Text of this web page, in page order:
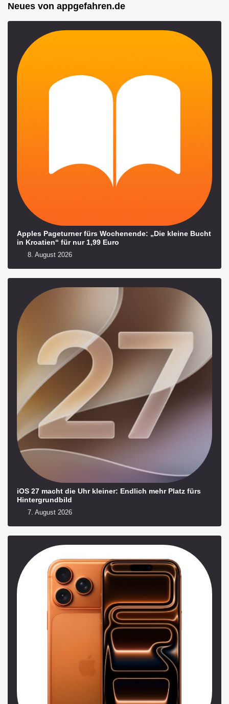
Neues von appgefahren.de
Apples Pageturner fürs Wochenende: „Die kleine Bucht
in Kroatien“ für nur 1,99 Euro
8. August 2026
iOS 27 macht die Uhr kleiner: Endlich mehr Platz fürs
Hintergrundbild
7. August 2026